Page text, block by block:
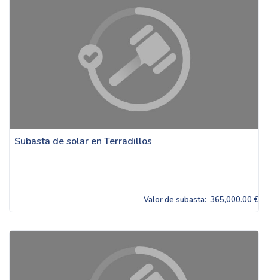
Subasta de solar en Terradillos
Valor de subasta: 365,000.00 €